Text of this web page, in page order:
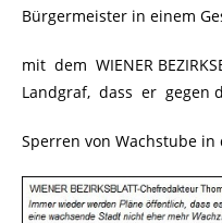
Bürgermeister in einem
mit dem WIENER
Landgraf, dass er gegen
Sperren von Wachstube